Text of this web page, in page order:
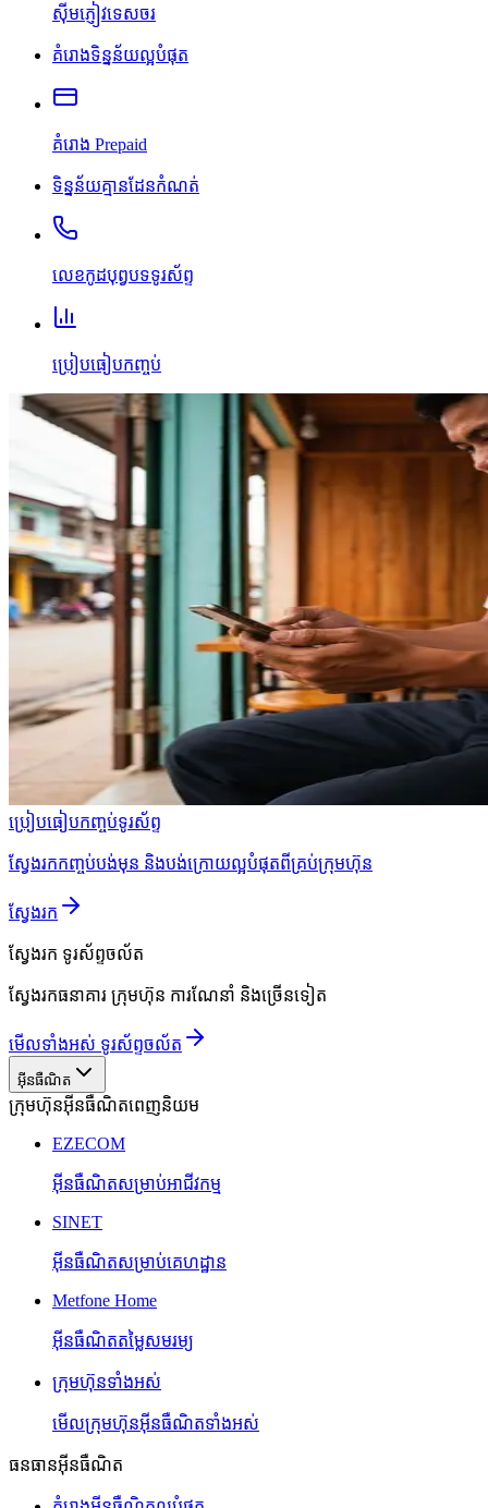
ស៊ីមភ្ញៀវទេសចរ
គំរោងទិន្នន័យល្អបំផុត
គំរោង Prepaid
ទិន្នន័យគ្មានដែនកំណត់
លេខកូដបុព្វបទទូរស័ព្ទ
ប្រៀបធៀបកញ្ចប់
ប្រៀបធៀបកញ្ចប់ទូរស័ព្ទ
ស្វែងរកកញ្ចប់បង់មុន និងបង់ក្រោយល្អបំផុតពីគ្រប់ក្រុមហ៊ុន
ស្វែងរក
ស្វែងរក ទូរស័ព្ទចល័ត
ស្វែងរកធនាគារ ក្រុមហ៊ុន ការណែនាំ និងច្រើនទៀត
មើលទាំងអស់ ទូរស័ព្ទចល័ត
អ៊ីនធឺណិត
ក្រុមហ៊ុនអ៊ីនធឺណិតពេញនិយម
EZECOM
អ៊ីនធឺណិតសម្រាប់អាជីវកម្ម
SINET
អ៊ីនធឺណិតសម្រាប់គេហដ្ឋាន
Metfone Home
អ៊ីនធឺណិតតម្លៃសមរម្យ
ក្រុមហ៊ុនទាំងអស់
មើលក្រុមហ៊ុនអ៊ីនធឺណិតទាំងអស់
ធនធានអ៊ីនធឺណិត